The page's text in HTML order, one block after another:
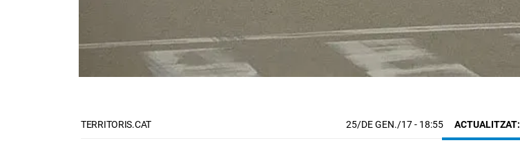
TERRITORIS.CAT 25/DE GEN./17- 18:55 ACTUALITZAT: